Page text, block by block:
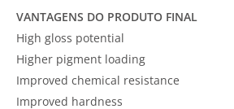
VANTAGENS DO PRODUTO FINAL
High gloss potential
Higher pigment loading
Improved chemical resistance
Improved hardness